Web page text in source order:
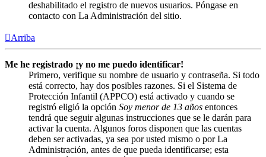
deshabilitado el registro de nuevos usuarios. Póngase en
contacto con La Administración del sitio.
Arriba
Me he registrado ¡y no me puedo identificar!
Primero, verifique su nombre de usuario y contraseña. Si todo
está correcto, hay dos posibles razones. Si el Sistema de
Protección Infantil (APPCO) está activado y cuando se
registró eligió la opción Soy menor de 13 años entonces
tendrá que seguir algunas instrucciones que se le darán para
activar la cuenta. Algunos foros disponen que las cuentas
deben ser activadas, ya sea por usted mismo o por La
Administración, antes de que pueda identificarse; esta